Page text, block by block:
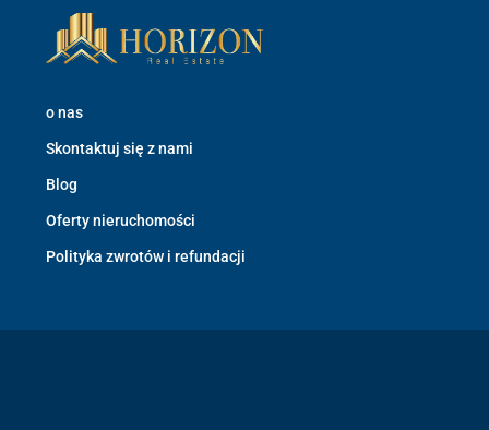
o nas
Skontaktuj się z nami
Blog
Oferty nieruchomości
Polityka zwrotów i refundacji